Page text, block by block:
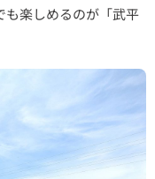
も楽しめるのが「武平